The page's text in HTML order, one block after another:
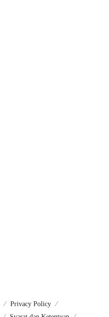
Privacy Policy